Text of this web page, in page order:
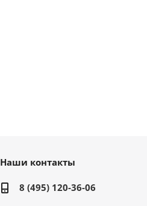
Наши контакты
8 (495) 120-36-06